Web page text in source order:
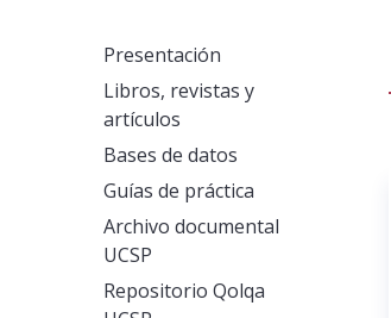
Presentación
Libros, revistas y
artículos
Bases de datos
Guías de práctica
Archivo documental
UCSP
Repositorio Qolqa